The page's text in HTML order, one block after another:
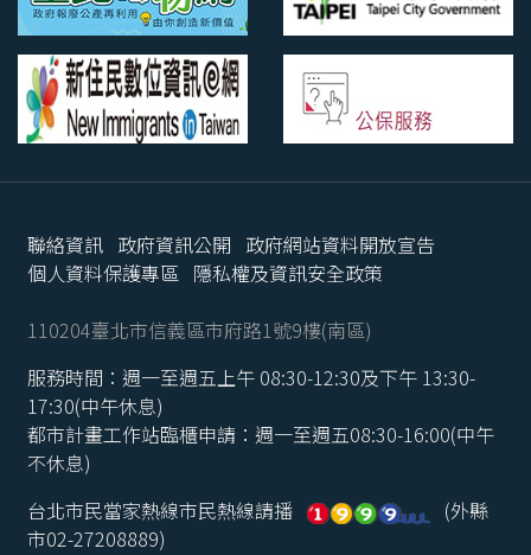
聯絡資訊 政府資訊公開 政府網站資料開放宣告
個人資料保護專區 隱私權及資訊安全政策
110204臺北市信義區市府路1號9樓(南區)
服務時間：週一至週五上午 08:30-12:30及下午 13:30-
17:30(中午休息)
都市計畫工作站臨櫃申請：週一至週五08:30-16:00(中午
不休息)
台北市民當家熱線市民熱線請播
(外縣
市02-27208889)